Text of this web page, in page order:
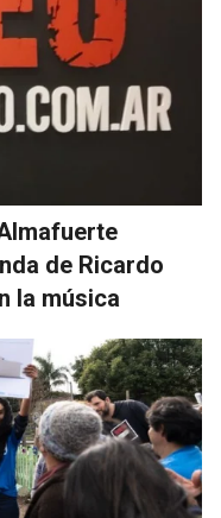
de Ricardo
la música